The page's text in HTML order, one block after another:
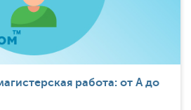
работа: от А до